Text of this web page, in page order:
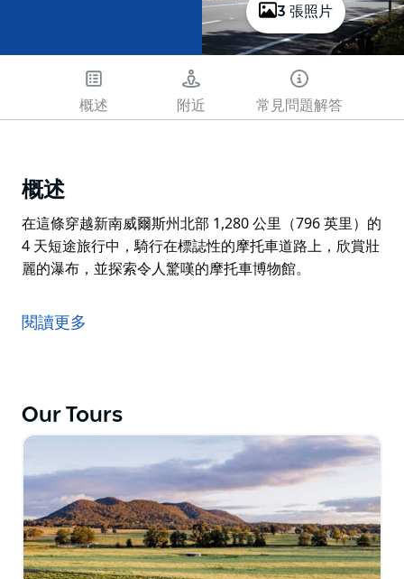
3 張照片
概述 附近 常見問題解答
概述
在這條穿越新南威爾斯州北部 1,280 公里（796 英里）的
4 天短途旅行中，騎行在標誌性的摩托車道路上，欣賞壯
麗的瀑布，並探索令人驚嘆的摩托車博物館。
4 天短途旅行中，騎行在標誌性的摩托車道路上，欣賞壯
麗的瀑布，並探索令人驚嘆的摩托車博物館。
閱讀更多
Our Tours